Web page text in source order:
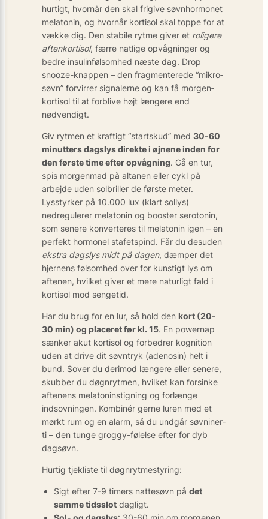
hurtigt, hvornår den skal frigive søvnhormonet
melatonin, og hvornår kortisol skal toppe for at
vække dig. Den stabile rytme giver et roligere
aften­kortisol, færre natlige opvågninger og
bedre insulinfølsomhed næste dag. Drop
snooze-knappen – den fragmenterede “mikro­
søvn” forvirrer signalerne og kan få morgen­
kortisol til at forblive højt længere end
nødvendigt.
Giv rytmen et kraftigt “startskud” med 30-60
minutters dagslys direkte i øjnene inden for
den første time efter opvågning. Gå en tur,
spis morgenmad på altanen eller cykl på
arbejde uden solbriller de første meter.
Lysstyrker på 10.000 lux (klart sollys)
nedregulerer melatonin og booster serotonin,
som senere konverteres til melatonin igen – en
perfekt hormonel stafets­pind. Får du desuden
ekstra dagslys midt på dagen, dæmper det
hjernens følsomhed over for kunstigt lys om
aftenen, hvilket giver et mere naturligt fald i
kortisol mod sengetid.
Har du brug for en lur, så hold den kort (20-
30 min) og placeret før kl. 15. En powernap
sænker akut kortisol og forbedrer kognition
uden at drive dit søvntryk (adenosin) helt i
bund. Sover du derimod længere eller senere,
skubber du døgnrytmen, hvilket kan forsinke
aftenens melatonin­stigning og forlænge
indsovningen. Kombinér gerne luren med et
mørkt rum og en alarm, så du undgår søvn­iner­
ti – den tunge groggy-følelse efter for dyb
dag­søvn.
Hurtig tjekliste til døgnrytme­styring:
Sigt efter 7-9 timers nattesøvn på det
samme tids­slot dagligt.